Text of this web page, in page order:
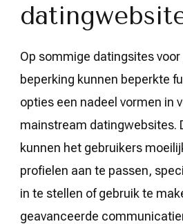
Op sommige datingsites
beperking kunnen beperkte
opties een nadeel vormen in
mainstream datingwebsites.
kunnen het gebruikers
profielen aan te passen,
in te stellen of gebruik te
geavanceerde